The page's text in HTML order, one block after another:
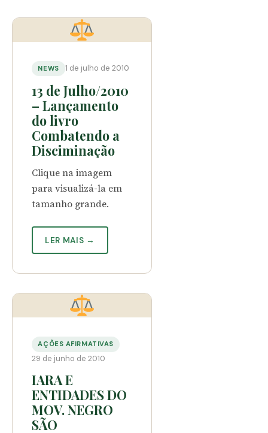
NEWS 1 de julho de 2010
13 de Julho/2010
– Lançamento
do livro
Combatendo a
Disciminação
Clique na imagem
para visualizá-la em
tamanho grande.
LER MAIS →
AÇÕES AFIRMATIVAS
29 de junho de 2010
IARA E
ENTIDADES DO
MOV. NEGRO
SÃO